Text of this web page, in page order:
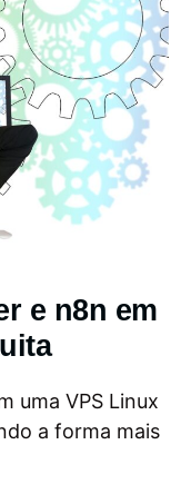
e n8n em
uma VPS Linux
a forma mais